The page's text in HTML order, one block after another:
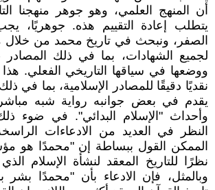
أن المنهج العلمي، وهو جوهر منهجنا
يتطلب إعادة التقييم هذه. جوهريًا،
الصفر، ونبحث في تاريخ محمد من خلال
لجميع الشهادات، بما في ذلك المصادر
ووضعها في سياقها التاريخي الفعلي.
نقديًا دقيقًا للمصادر الإسلامية، بما في
يقدم في بعض جوانبه رواية شبه
وأحداث "الإسلام البدائي". في ضوء
النظر في العديد من الادعاءات
الممكن القول ببساطة إن "محمدًا هو
نظرًا للتاريخ المعقد لنشأة الإسلام
وبالمثل، فإن الادعاء بأن "محمدًا بشر